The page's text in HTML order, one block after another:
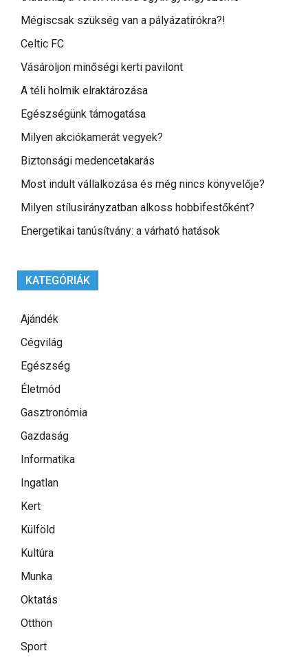
Mégiscsak szükség van a pályázatírókra?!
Celtic FC
Vásároljon minőségi kerti pavilont
A téli holmik elraktározása
Egészségünk támogatása
Milyen akciókamerát vegyek?
Biztonsági medencetakarás
Most indult vállalkozása és még nincs könyvelője?
Milyen stílusirányzatban alkoss hobbifestőként?
Energetikai tanúsítvány: a várható hatások
KATEGÓRIÁK
Ajándék
Cégvilág
Egészség
Életmód
Gasztronómia
Gazdaság
Informatika
Ingatlan
Kert
Külföld
Kultúra
Munka
Oktatás
Otthon
Sport